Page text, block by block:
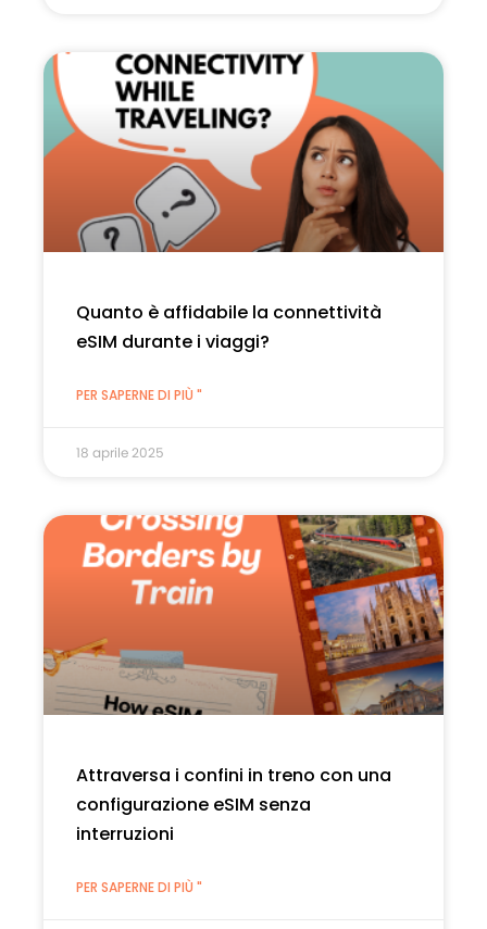
Quanto è affidabile la connettività
eSIM durante i viaggi?
PER SAPERNE DI PIÙ "
18 aprile 2025
Attraversa i confini in treno con una
configurazione eSIM senza
interruzioni
PER SAPERNE DI PIÙ "